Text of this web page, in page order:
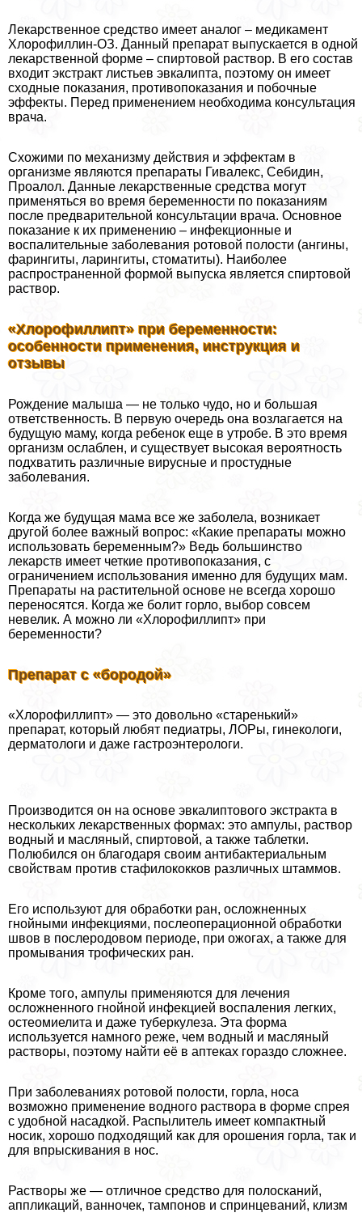
Лекарственное средство имеет аналог – медикамент
Хлорофиллин-ОЗ. Данный препарат выпускается в одной
лекарственной форме – спиртовой раствор. В его состав
входит экстpaкт листьев эвкалипта, поэтому он имеет
сходные показания, противопоказания и побочные
эффекты. Перед применением необходима консультация
врача.
Схожими по механизму действия и эффектам в
организме являются препараты Гивалекс, Себидин,
Проалол. Данные лекарственные средства могут
применяться во время беременности по показаниям
после предварительной консультации врача. Основное
показание к их применению – инфекционные и
воспалительные заболевания ротовой полости (ангины,
фарингиты, ларингиты, стоматиты). Наиболее
распространенной формой выпуска является спиртовой
раствор.
«Хлорофиллипт» при беременности:
особенности применения, инструкция и
отзывы
Рождение малыша — не только чудо, но и большая
ответственность. В первую очередь она возлагается на
будущую маму, когда ребенок еще в утробе. В это время
организм ослаблен, и существует высокая вероятность
подхватить различные вирусные и простудные
заболевания.
Когда же будущая мама все же заболела, возникает
другой более важный вопрос: «Какие препараты можно
использовать беременным?» Ведь большинство
лекарств имеет четкие противопоказания, с
ограничением использования именно для будущих мам.
Препараты на растительной основе не всегда хорошо
переносятся. Когда же болит горло, выбор совсем
невелик. А можно ли «Хлорофиллипт» при
беременности?
Препарат с «бородой»
«Хлорофиллипт» — это довольно «старенький»
препарат, который любят педиатры, ЛОРы, гинекологи,
дерматологи и даже гастроэнтерологи.
Производится он на основе эвкалиптового экстpaкта в
нескольких лекарственных формах: это ампулы, раствор
водный и масляный, спиртовой, а также таблетки.
Полюбился он благодаря своим антибактериальным
свойствам против стафилококков различных штаммов.
Его используют для обработки ран, осложненных
гнойными инфекциями, послеоперационной обработки
швов в послеродовом периоде, при ожогах, а также для
промывания трофических ран.
Кроме того, ампулы применяются для лечения
осложненного гнойной инфекцией воспаления легких,
остеомиелита и даже туберкулеза. Эта форма
используется намного реже, чем водный и масляный
растворы, поэтому найти её в аптеках гораздо сложнее.
При заболеваниях ротовой полости, горла, носа
возможно применение водного раствора в форме спрея
с удобной насадкой. Распылитель имеет компактный
носик, хорошо подходящий как для орошения горла, так и
для впрыскивания в нос.
Растворы же — отличное средство для полосканий,
аппликаций, ванночек, тампонов и спринцеваний, клизм